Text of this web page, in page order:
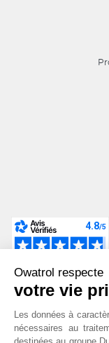
Owatrol respecte
votre vie
Les données à
nécessaires au
Suivez-